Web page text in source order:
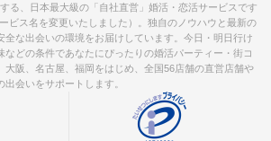
る、日本最大級の「自社直営」婚活・恋活サービスです
ビス名を変更いたしました）。独自のノウハウと最新の
全な出会いの環境をお届けしています。今日・明日行け
などの条件であなたにぴったりの婚活パーティー・街コ
大阪、名古屋、福岡をはじめ、全国56店舗の直営店舗や
会いをサポートします。